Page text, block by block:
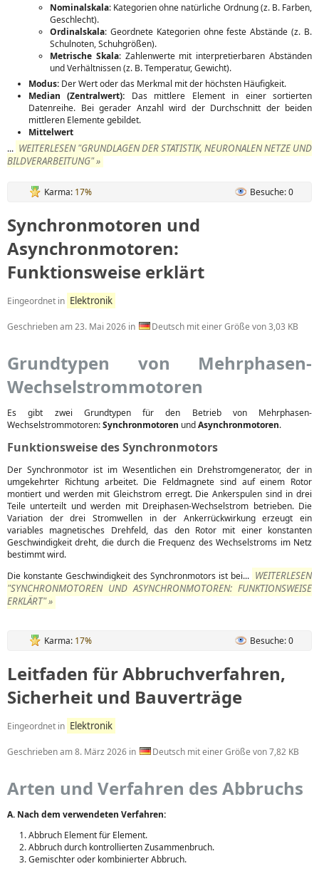
Nominalskala: Kategorien ohne natürliche Ordnung (z. B. Farben,
Geschlecht).
Ordinalskala: Geordnete Kategorien ohne feste Abstände (z. B.
Schulnoten, Schuhgrößen).
Metrische Skala: Zahlenwerte mit interpretierbaren Abständen
und Verhältnissen (z. B. Temperatur, Gewicht).
Modus: Der Wert oder das Merkmal mit der höchsten Häufigkeit.
Median (Zentralwert): Das mittlere Element in einer sortierten
Datenreihe. Bei gerader Anzahl wird der Durchschnitt der beiden
mittleren Elemente gebildet.
Mittelwert
... WEITERLESEN "GRUNDLAGEN DER STATISTIK, NEURONALEN NETZE UND
BILDVERARBEITUNG" »
Karma: 17% Besuche: 0
Synchronmotoren und
Asynchronmotoren:
Funktionsweise erklärt
Eingeordnet in Elektronik
Geschrieben am23. Mai 2026 in Deutsch mit einer Größe von 3,03 KB
Grundtypen von Mehrphasen-
Wechselstrommotoren
Es gibt zwei Grundtypen für den Betrieb von Mehrphasen-
Wechselstrommotoren:Synchronmotoren undAsynchronmotoren.
Funktionsweise des Synchronmotors
Der Synchronmotor ist im Wesentlichen ein Drehstromgenerator, der in
umgekehrter Richtung arbeitet. Die Feldmagnete sind auf einem Rotor
montiert und werden mit Gleichstrom erregt. Die Ankerspulen sind in drei
Teile unterteilt und werden mit Dreiphasen-Wechselstrom betrieben. Die
Variation der drei Stromwellen in der Ankerrückwirkung erzeugt ein
variables magnetisches Drehfeld, das den Rotor mit einer konstanten
Geschwindigkeit dreht, die durch die Frequenz des Wechselstroms im Netz
bestimmt wird.
Die konstante Geschwindigkeit des Synchronmotors ist bei... WEITERLESEN
"SYNCHRONMOTOREN UND ASYNCHRONMOTOREN: FUNKTIONSWEISE
ERKLÄRT" »
Karma: 17% Besuche: 0
Leitfaden für Abbruchverfahren,
Sicherheit und Bauverträge
Eingeordnet in Elektronik
Geschrieben am8. März 2026 in Deutsch mit einer Größe von 7,82 KB
Arten und Verfahren des Abbruchs
A. Nach dem verwendeten Verfahren:
Abbruch Element für Element.
Abbruch durch kontrollierten Zusammenbruch.
Gemischter oder kombinierter Abbruch.